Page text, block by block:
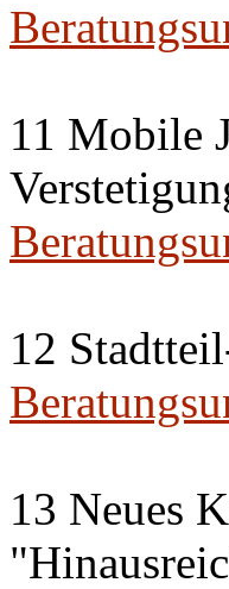
11 Mobile
12
13 Neues